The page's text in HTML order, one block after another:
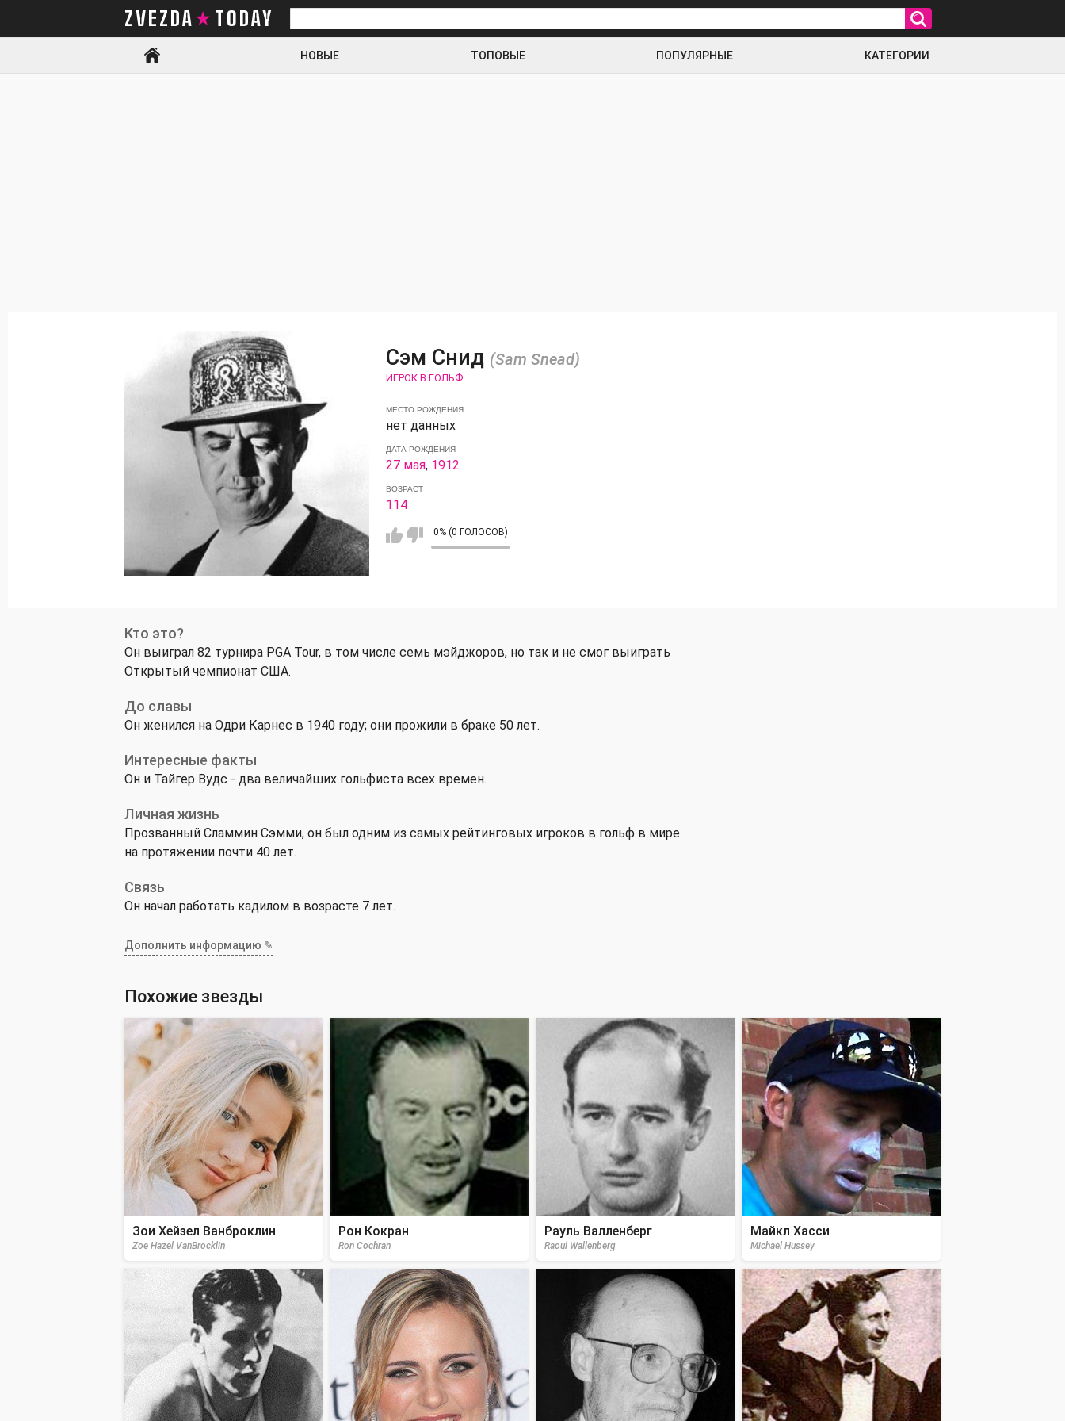
ZVEZDA TODAY
Искать
НОВЫЕ ТОПОВЫЕ ПОПУЛЯРНЫЕ КАТЕГОРИИ
Сэм Снид (Sam Snead)
ИГРОК В ГОЛЬФ
МЕСТО РОЖДЕНИЯ
нет данных
ДАТА РОЖДЕНИЯ
27 мая, 1912
ВОЗРАСТ
114
0% (0 ГОЛОСОВ)
Кто это?
Он выиграл 82 турнира PGA Tour, в том числе семь мэйджоров, но так и не смог выиграть
Открытый чемпионат США.
До славы
Он женился на Одри Карнес в 1940 году; они прожили в браке 50 лет.
Интересные факты
Он и Тайгер Вудс - два величайших гольфиста всех времен.
Личная жизнь
Прозванный Сламмин Сэмми, он был одним из самых рейтинговых игроков в гольф в мире
на протяжении почти 40 лет.
Связь
Он начал работать кадилом в возрасте 7 лет.
Дополнить информацию ✎
Похожие звезды
Зои Хейзел Ванброклин
Zoe Hazel VanBrocklin
Рон Кокран
Ron Cochran
Рауль Валленберг
Raoul Wallenberg
Майкл Хасси
Michael Hussey